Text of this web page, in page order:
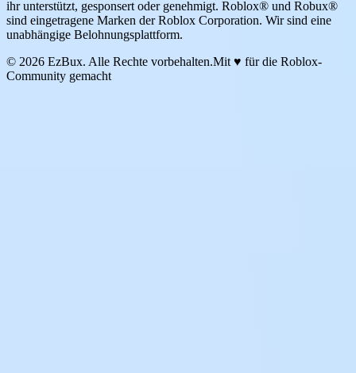
ihr unterstützt, gesponsert oder genehmigt. Roblox® und Robux®
sind eingetragene Marken der Roblox Corporation. Wir sind eine
unabhängige Belohnungsplattform.
© 2026 EzBux. Alle Rechte vorbehalten.Mit ♥ für die Roblox-
Community gemacht